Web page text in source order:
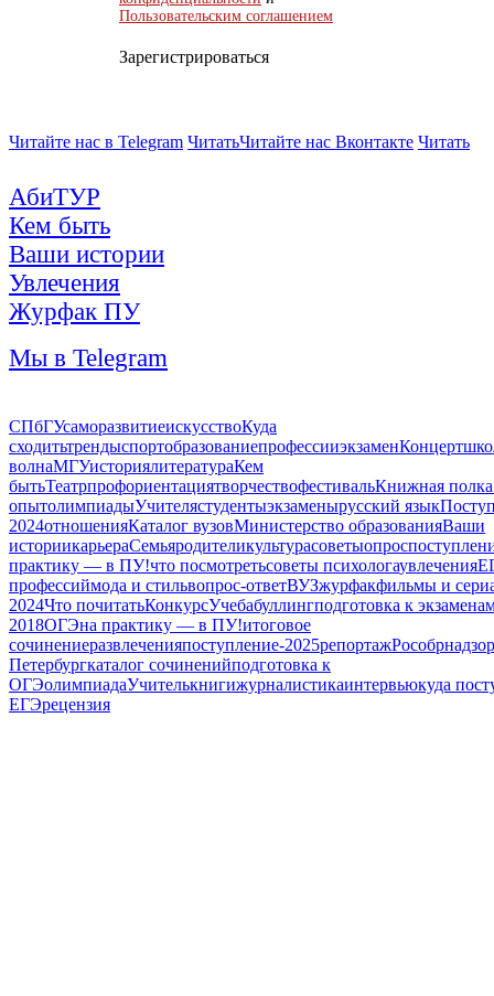
Пользовательским соглашением
Зарегистрироваться
Читайте нас в Telegram ЧитатьЧитайте нас Вконтакте Читать
АбиТУР
Кем быть
Ваши истории
Увлечения
Журфак ПУ
Мы в Telegram
СПбГУсаморазвитиеискусствоКуда
сходитьтрендыспортобразованиепрофессииэкзаменКонцерт
волнаМГУисториялитератураКем
бытьТеатрпрофориентациятворчествофестивальКнижная
опытолимпиадыУчителястудентыэкзаменырусский язык
2024отношенияКаталог вузовМинистерство образованияВаши
историикарьераСемьяродителикультурасоветыопрос
практику — в ПУ!что посмотретьсоветы психологаувлечения
профессиймода и стильвопрос-ответВУЗжурфакфильмы и
2024Что почитатьКонкурсУчебабуллингподготовка к
2018ОГЭна практику — в ПУ!итоговое
сочинениеразвлеченияпоступление-2025репортажРособрнадзор
Петербургкаталог сочиненийподготовка к
ОГЭолимпиадаУчителькнигижурналистикаинтервьюкуда
ЕГЭрецензия